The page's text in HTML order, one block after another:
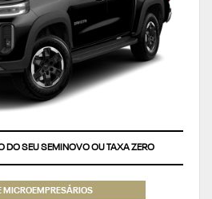
DO SEU SEMINOVO OU TAXA ZERO
MICROEMPRESÁRIOS